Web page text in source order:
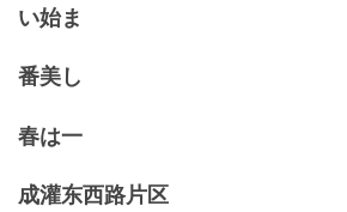
い始ま
番美し
春は一
成灌东西路片区